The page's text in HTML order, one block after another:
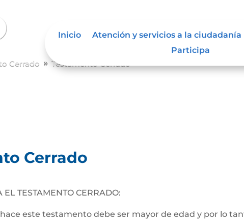
Inicio Atención y servicios a la ciudadanía
Participa
Cerrado 9 Testamento Cerrado
Cerrado
EL TESTAMENTO CERRADO:
este testamento debe ser mayor de edad y por lo